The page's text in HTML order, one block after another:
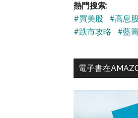
熱門搜索:
#買美股
#高息股
#跌市攻略
#藍
電子書在